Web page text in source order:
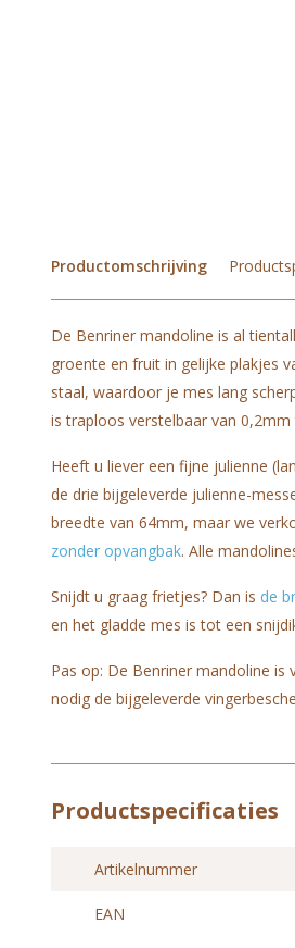
Productomschrijving
De Benriner mandoline is al
groente en fruit in gelijke plakjes
staal, waardoor je mes lang
is traploos verstelbaar van
Heeft u liever een fijne julienne
de drie bijgeleverde julienne-
breedte van 64mm, maar we
zonder opvangbak. Alle
Snijdt u graag frietjes? Dan is de
en het gladde mes is tot een
Pas op: De Benriner mandoline
nodig de bijgeleverde
Productspecificaties
Artikelnummer
EAN